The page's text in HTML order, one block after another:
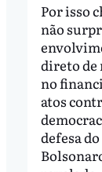
Por isso
não
direto
no
atos
defesa